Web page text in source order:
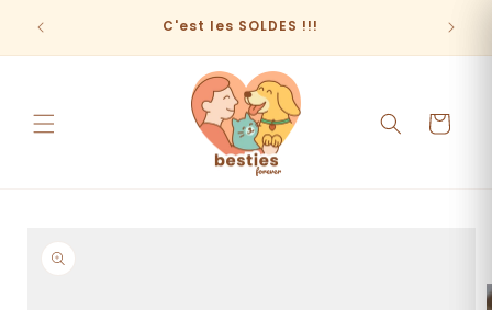
passer
contenu
C'est les SOLDES !!!
Panier
informations
produits